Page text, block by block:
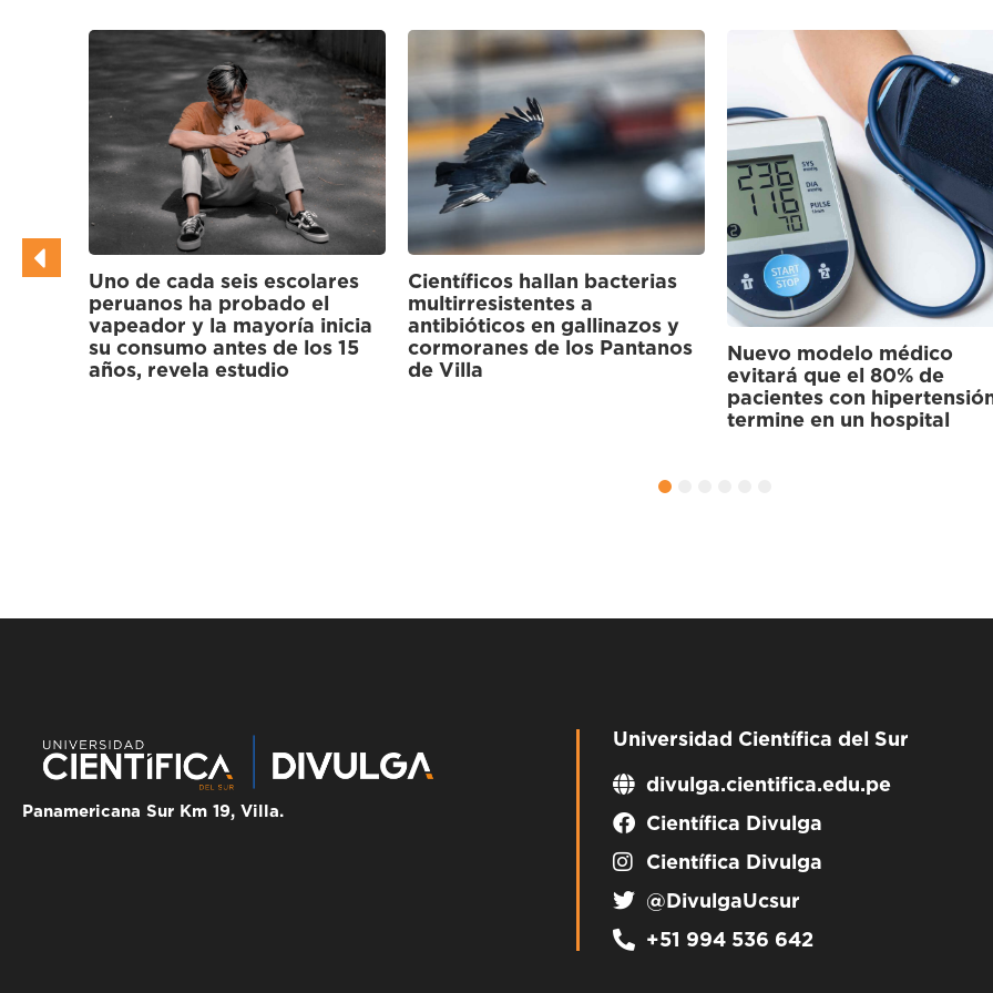
Científicos hallan bacterias
multirresistentes a
antibióticos en gallinazos y
cormoranes de los Pantanos
de Villa
Nuevo modelo médico
evitará que el 80% de
¿Qué hace que un
identifique como parte de
una cultura originaria? Un
estudio responde
4
Panamericana Sur Km 19, Villa.
Universidad Científica del Sur
divulga.cientifica.edu.pe
Científica Divulga
Científica Divulga
@DivulgaUcsur
+51 994 536 642